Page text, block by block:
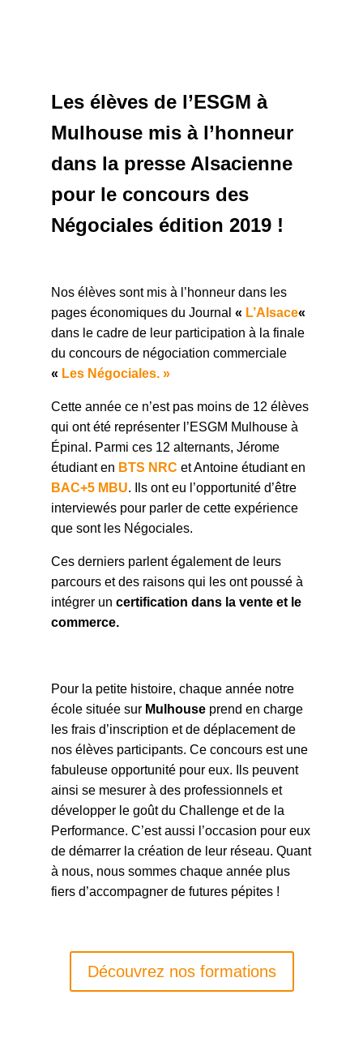
Les élèves de l’ESGM à
Mulhouse mis à l’honneur
dans la presse Alsacienne
pour le concours des
Négociales édition 2019 !
Nos élèves sont mis à l’honneur dans les
pages économiques du Journal « L’Alsace«
dans le cadre de leur participation à la finale
du concours de négociation commerciale
« Les Négociales. »
Cette année ce n’est pas moins de 12 élèves
qui ont été représenter l’ESGM Mulhouse à
Épinal. Parmi ces 12 alternants, Jérome
étudiant en BTS NRC et Antoine étudiant en
BAC+5 MBU. Ils ont eu l’opportunité d’être
interviewés pour parler de cette expérience
que sont les Négociales.
Ces derniers parlent également de leurs
parcours et des raisons qui les ont poussé à
intégrer un certification dans la vente et le
commerce.
Pour la petite histoire, chaque année notre
école située sur Mulhouseprend en charge
les frais d’inscription et de déplacement de
nos élèves participants. Ce concours est une
fabuleuse opportunité pour eux. Ils peuvent
ainsi se mesurer à des professionnels et
développer le goût du Challengeet de la
Performance. C’est aussi l’occasion pour eux
de démarrer la création de leur réseau. Quant
à nous, nous sommes chaque année plus
fiers d’accompagner de futures pépites !
Découvrez nos formations